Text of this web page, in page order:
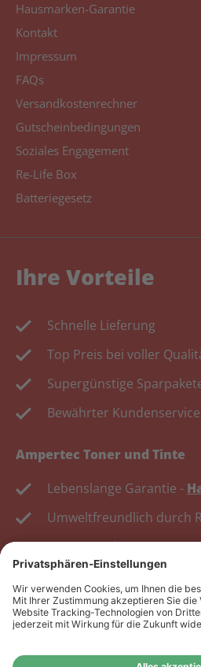
Hausmarken-Garantie
Kontakt
Impressum
FAQs
Versandkostenrechner
Gutscheinbedingungen
Soziales Engagement
Re-Life Box
Batteriegesetz
Ihre Vorteile
Schnelle Lieferung
Top Preis bei voller
Supergünstige
Bewährter Kundenservice
Ampertec Toner und Tinte
Lebenslange Garantie -
Umweltfreundlich durch
Kosten senken,
Wiederverkäufer:
Wiederverkäufer sind,